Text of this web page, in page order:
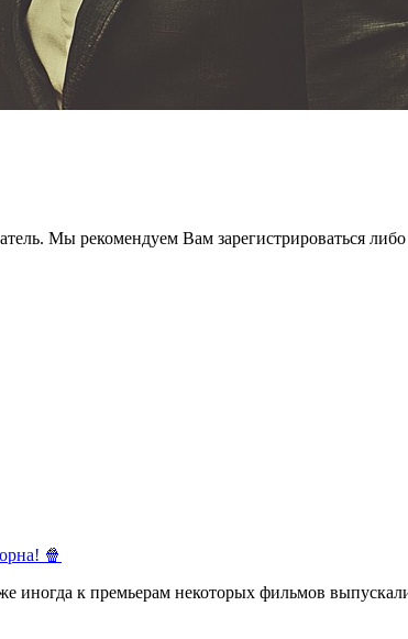
Мы рекомендуем Вам зарегистрироваться
🍿
иногда к премьерам некоторых фильмов